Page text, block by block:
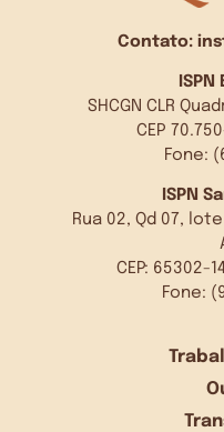
Contato:
SHCGN CLR
CEP
Fone:
ISPN
Rua 02, Qd 07,
CEP: 65302-
Fone: